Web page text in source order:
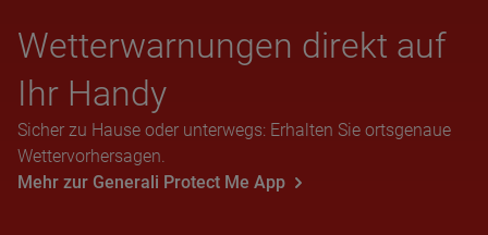
Wet­ter­war­nun­gen direkt auf
Ihr Handy
Sicher zu Hause oder unterwegs: Erhalten Sie ortsgenaue
Wettervorhersagen.
Mehr zur Generali Protect Me App